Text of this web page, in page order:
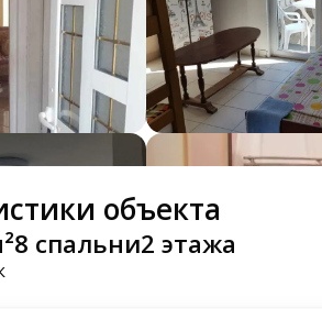
объекта
8 спальни2 этажа